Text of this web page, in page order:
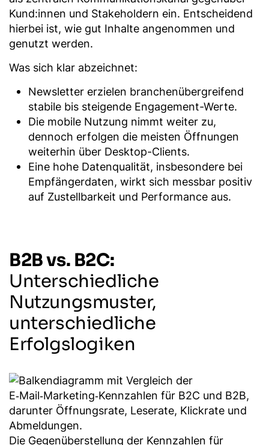
Kund:innen und Stakeholdern ein. Entscheidend
hierbei ist, wie gut Inhalte angenommen und
genutzt werden.
Was sich klar abzeichnet:
Newsletter erzielen branchenübergreifend
stabile bis steigende Engagement-Werte.
Die mobile Nutzung nimmt weiter zu,
dennoch erfolgen die meisten Öffnungen
weiterhin über Desktop-Clients.
Eine hohe Datenqualität, insbesondere bei
Empfängerdaten, wirkt sich messbar positiv
auf Zustellbarkeit und Performance aus.
B2B vs. B2C:
Unterschiedliche
Nutzungsmuster,
unterschiedliche
Erfolgslogiken
Die Gegenüberstellung der Kennzahlen für